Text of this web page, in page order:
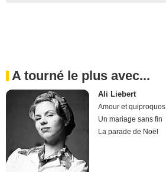
A tourné le plus avec...
Ali Liebert
Amour et quiproquos
Un mariage sans fin
La parade de Noël